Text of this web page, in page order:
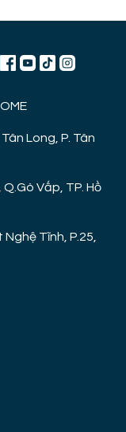
gió và hình ảnh thực
Long, P. Tân
Vấp, TP. Hồ
Tĩnh, P.25,